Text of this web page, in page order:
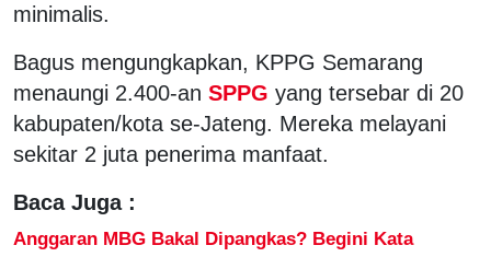
minimalis.
Bagus mengungkapkan, KPPG Semarang
menaungi 2.400-an SPPG yang tersebar di 20
kabupaten/kota se-Jateng. Mereka melayani
sekitar 2 juta penerima manfaat.
Baca Juga :
Anggaran MBG Bakal Dipangkas? Begini Kata